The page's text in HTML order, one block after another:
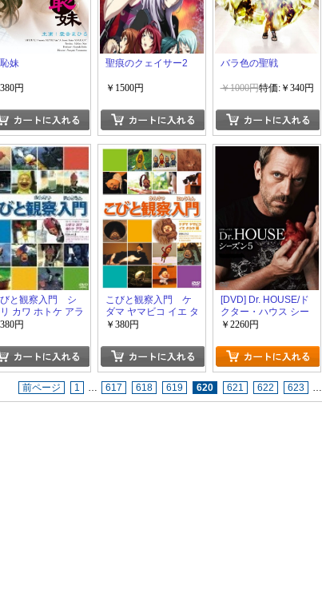
妹
円
聖痕のクェイサー2
￥1500円
バラ色の聖戦
￥1000円特価:￥340円
と観察入門 シ
カワ ホトケ アラ
円
こびと観察入門 ケ
ダマ ヤマビコ イエ タ
カラ編
￥380円
[DVD] Dr. HOUSE/ド
クター・ハウス シー
ズン5
￥2260円
前ページ 1 … 617 618 619 620 621 622 623 …